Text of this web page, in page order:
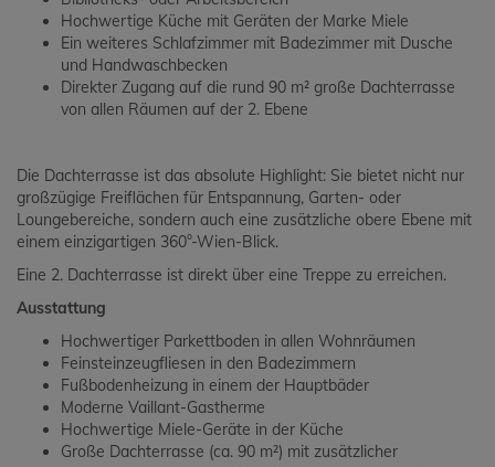
Hochwertige Küche mit Geräten der Marke Miele
Ein weiteres Schlafzimmer mit Badezimmer mit Dusche
und Handwaschbecken
Direkter Zugang auf die rund 90 m² große Dachterrasse
von allen Räumen auf der 2. Ebene
Die Dachterrasse ist das absolute Highlight: Sie bietet nicht nur
großzügige Freiflächen für Entspannung, Garten- oder
Loungebereiche, sondern auch eine zusätzliche obere Ebene mit
einem einzigartigen 360°-Wien-Blick.
Eine 2. Dachterrasse ist direkt über eine Treppe zu erreichen.
Ausstattung
Hochwertiger Parkettboden in allen Wohnräumen
Feinsteinzeugfliesen in den Badezimmern
Fußbodenheizung in einem der Hauptbäder
Moderne Vaillant-Gastherme
Hochwertige Miele-Geräte in der Küche
Große Dachterrasse (ca. 90 m²) mit zusätzlicher